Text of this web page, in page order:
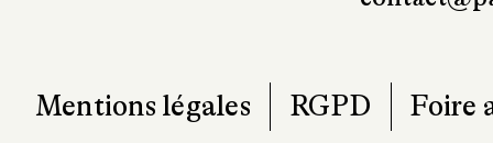
Mentions légales RGPD Foire